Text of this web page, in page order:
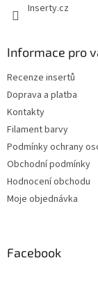
Inserty.cz
Informace pro
Recenze insertů
Doprava a platba
Kontakty
Filament barvy
Podmínky ochrany
Obchodní podmínky
Hodnocení obchodu
Moje objednávka
Facebook